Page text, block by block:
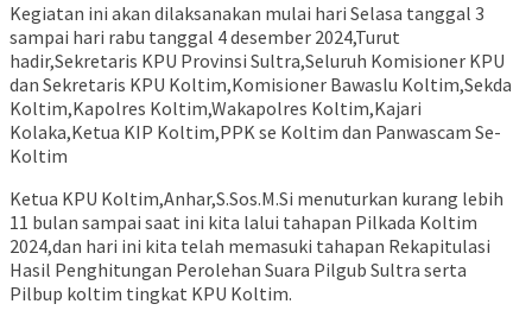
Kegiatan ini akan dilaksanakan mulai hari Selasa tanggal 3
sampai hari rabu tanggal 4 desember 2024,Turut
hadir,Sekretaris KPU Provinsi Sultra,Seluruh Komisioner KPU
dan Sekretaris KPU Koltim,Komisioner Bawaslu Koltim,Sekda
Koltim,Kapolres Koltim,Wakapolres Koltim,Kajari
Kolaka,Ketua KIP Koltim,PPK se Koltim dan Panwascam Se-
Koltim
Ketua KPU Koltim,Anhar,S.Sos.M.Si menuturkan kurang lebih
11 bulan sampai saat ini kita lalui tahapan Pilkada Koltim
2024,dan hari ini kita telah memasuki tahapan Rekapitulasi
Hasil Penghitungan Perolehan Suara Pilgub Sultra serta
Pilbup koltim tingkat KPU Koltim.